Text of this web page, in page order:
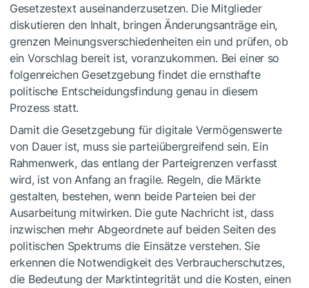
Gesetzestext auseinanderzusetzen. Die Mitglieder
diskutieren den Inhalt, bringen Änderungsanträge ein,
grenzen Meinungsverschiedenheiten ein und prüfen, ob
ein Vorschlag bereit ist, voranzukommen. Bei einer so
folgenreichen Gesetzgebung findet die ernsthafte
politische Entscheidungsfindung genau in diesem
Prozess statt.
Damit die Gesetzgebung für digitale Vermögenswerte
von Dauer ist, muss sie parteiübergreifend sein. Ein
Rahmenwerk, das entlang der Parteigrenzen verfasst
wird, ist von Anfang an fragile. Regeln, die Märkte
gestalten, bestehen, wenn beide Parteien bei der
Ausarbeitung mitwirken. Die gute Nachricht ist, dass
inzwischen mehr Abgeordnete auf beiden Seiten des
politischen Spektrums die Einsätze verstehen. Sie
erkennen die Notwendigkeit des Verbraucherschutzes,
die Bedeutung der Marktintegrität und die Kosten, einen